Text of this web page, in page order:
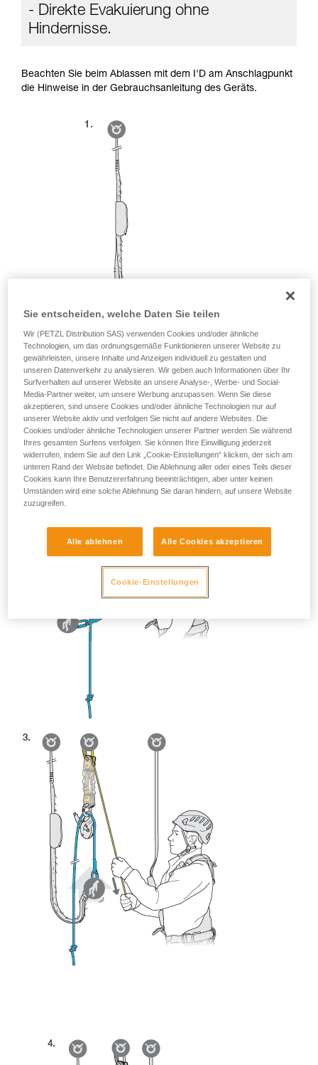
- Direkte Evakuierung ohne
Hindernisse.
Beachten Sie beim Ablassen mit dem I'D am Anschlagpunkt
die Hinweise in der Gebrauchsanleitung des Geräts.
Sie entscheiden, welche Daten Sie teilen
Wir (PETZL Distribution SAS) verwenden Cookies und/oder ähnliche
Technologien, um das ordnungsgemäße Funktionieren unserer Website zu
gewährleisten, unsere Inhalte und Anzeigen individuell zu gestalten und
unseren Datenverkehr zu analysieren. Wir geben auch Informationen über Ihr
Surfverhalten auf unserer Website an unsere Analyse-, Werbe- und Social-
Media-Partner weiter, um unsere Werbung anzupassen. Wenn Sie diese
akzeptieren, sind unsere Cookies und/oder ähnliche Technologien nur auf
unserer Website aktiv und verfolgen Sie nicht auf andere Websites. Die
Cookies und/oder ähnliche Technologien unserer Partner werden Sie während
Ihres gesamten Surfens verfolgen. Sie können Ihre Einwilligung jederzeit
widerrufen, indem Sie auf den Link „Cookie-Einstellungen“ klicken, der sich am
unteren Rand der Website befindet. Die Ablehnung aller oder eines Teils dieser
Cookies kann Ihre Benutzererfahrung beeinträchtigen, aber unter keinen
Umständen wird eine solche Ablehnung Sie daran hindern, auf unsere Website
zuzugreifen.
Alle ablehnen Alle Cookies akzeptieren
Cookie-Einstellungen